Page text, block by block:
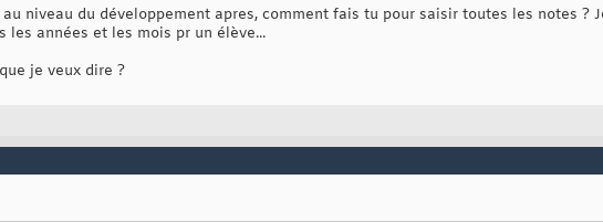
au niveau du développement apres, comment fais tu pour saisir toutes les notes ?
les années et les mois pr un élève...
je veux dire ?